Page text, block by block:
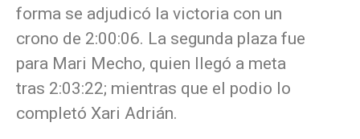
forma se adjudicó la victoria con un
crono de 2:00:06. La segunda plaza fue
para Mari Mecho, quien llegó a meta
tras 2:03:22; mientras que el podio lo
completó Xari Adrián.